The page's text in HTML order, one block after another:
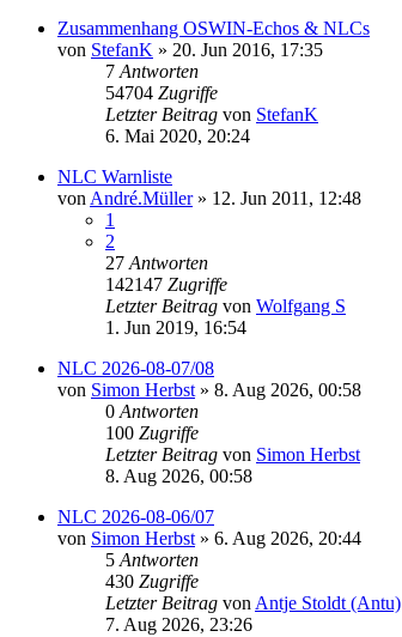
Zusammenhang OSWIN-Echos & NLCs
von StefanK » 20. Jun 2016, 17:35
7 Antworten
54704 Zugriffe
Letzter Beitrag von StefanK
6. Mai 2020, 20:24
NLC Warnliste
von André.Müller» 12. Jun 2011, 12:48
1
2
27 Antworten
142147 Zugriffe
Letzter Beitrag von Wolfgang S
1. Jun 2019, 16:54
NLC 2026-08-07/08
von Simon Herbst » 8. Aug 2026, 00:58
0 Antworten
100 Zugriffe
Letzter Beitrag von Simon Herbst
8. Aug 2026, 00:58
NLC 2026-08-06/07
von Simon Herbst » 6. Aug 2026, 20:44
5 Antworten
430 Zugriffe
Letzter Beitrag von Antje Stoldt (Antu)
7. Aug 2026, 23:26